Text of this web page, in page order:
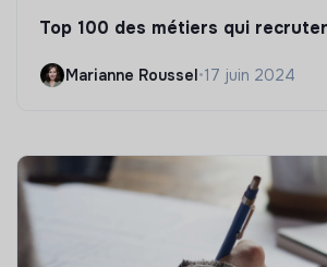
Top 100 des métiers qui
Marianne Roussel•17 juin 2024